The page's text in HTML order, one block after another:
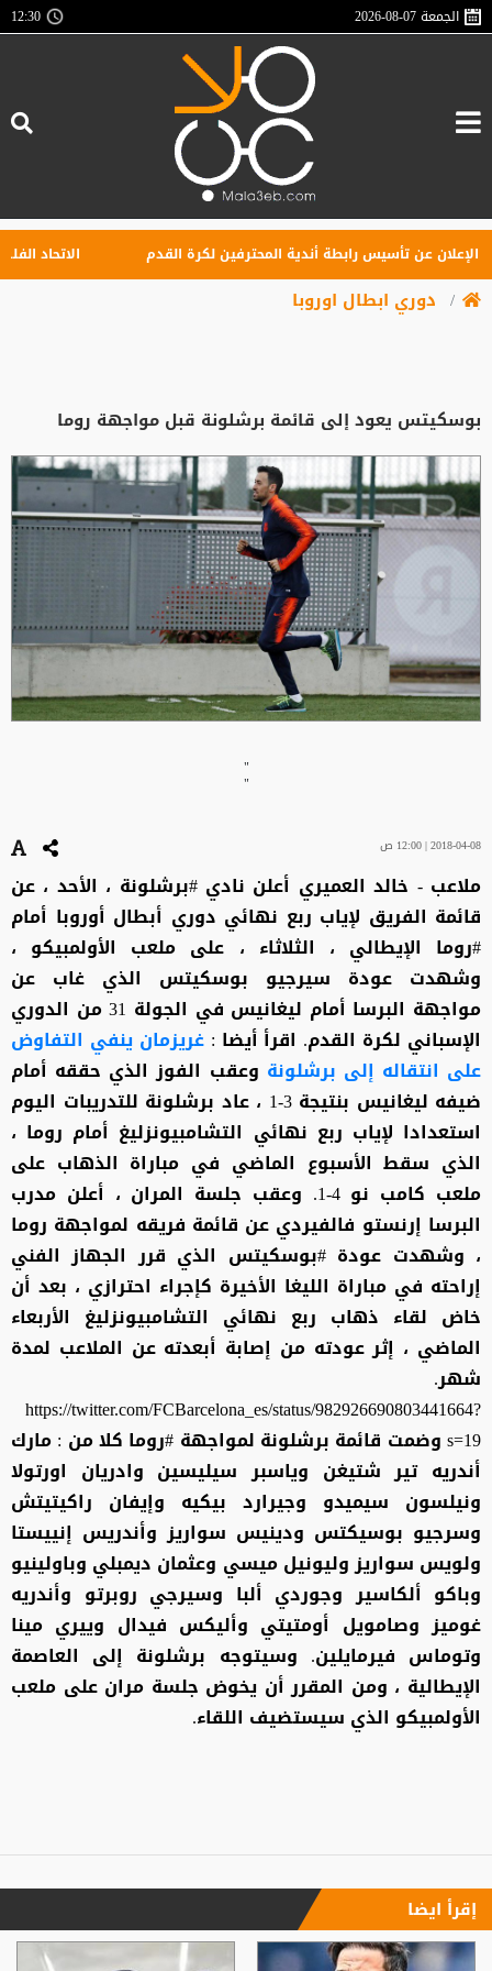
الجمعة2026-08-07
12:30
عن تأسيس رابطة أندية المحترفين لكرة القدم الاتحاد
دوري ابطال اوروبا
بوسكيتس يعود إلى قائمة برشلونة قبل مواجهة روما
"
"
2018-04-08 | 12:00 ص
ملاعب - خالد العميري أعلن نادي #برشلونة ، الأحد ، عن
قائمة الفريق لإياب ربع نهائي دوري أبطال أوروبا أمام
#روما الإيطالي ، الثلاثاء ، على ملعب الأولمبيكو ،
وشهدت عودة سيرجيو بوسكيتس الذي غاب عن
مواجهة البرسا أمام ليغانيس في الجولة 31 من الدوري
الإسباني لكرة القدم. اقرأ أيضا :غريزمان ينفي التفاوض
على انتقاله إلى برشلونة وعقب الفوز الذي حققه أمام
ضيفه ليغانيس بنتيجة 3-1 ، عاد برشلونة للتدريبات اليوم
استعدادا لإياب ربع نهائي التشامبيونزليغ أمام روما ،
الذي سقط الأسبوع الماضي في مباراة الذهاب على
ملعب كامب نو 4-1. وعقب جلسة المران ، أعلن مدرب
البرسا إرنستو فالفيردي عن قائمة فريقه لمواجهة روما
، وشهدت عودة #بوسكيتس الذي قرر الجهاز الفني
إراحته في مباراة الليغا الأخيرة كإجراء احترازي ، بعد أن
خاض لقاء ذهاب ربع نهائي التشامبيونزليغ الأربعاء
الماضي ، إثر عودته من إصابة أبعدته عن الملاعب لمدة
شهر.
https://twitter.com/FCBarcelona_es/status/982926690803441664?
s=19 وضمت قائمة برشلونة لمواجهة #روما كلا من : مارك
أندريه تير شتيغن وياسبر سيليسين وادريان اورتولا
ونيلسون سيميدو وجيرارد بيكيه وإيفان راكيتيتش
وسرجيو بوسيكتس ودينيس سواريز وأندريس إنييستا
ولويس سواريز وليونيل ميسي وعثمان ديمبلي وباولينيو
وباكو ألكاسير وجوردي ألبا وسيرجي روبرتو وأندريه
غوميز وصامويل أومتيتي وأليكس فيدال وييري مينا
وتوماس فيرمايلين. وسيتوجه برشلونة إلى العاصمة
الإيطالية ، ومن المقرر أن يخوض جلسة مران على ملعب
الأولمبيكو الذي سيستضيف اللقاء.
إقرأ ايضا